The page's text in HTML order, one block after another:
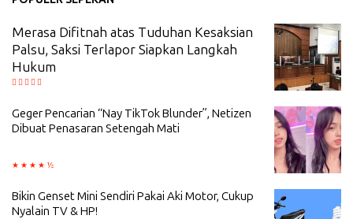
Merasa Difitnah atas Tuduhan Kesaksian
Palsu, Saksi Terlapor Siapkan Langkah
Hukum
Geger Pencarian “Nay TikTok Blunder”, Netizen
Dibuat Penasaran Setengah Mati
Bikin Genset Mini Sendiri Pakai Aki Motor, Cukup
Nyalain TV & HP!